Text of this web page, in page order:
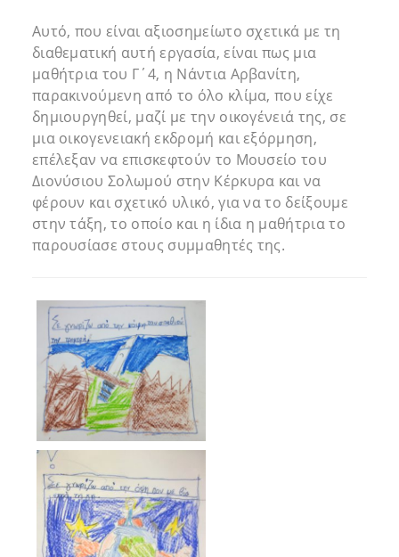
Αυτό, που είναι αξιοσημείωτο σχετικά με τη
διαθεματική αυτή εργασία, είναι πως μια
μαθήτρια του Γ΄4, η Νάντια Αρβανίτη,
παρακινούμενη από το όλο κλίμα, που είχε
δημιουργηθεί, μαζί με την οικογένειά της, σε
μια οικογενειακή εκδρομή και εξόρμηση,
επέλεξαν να επισκεφτούν το Μουσείο του
Διονύσιου Σολωμού στην Κέρκυρα και να
φέρουν και σχετικό υλικό, για να το δείξουμε
στην τάξη, το οποίο και η ίδια η μαθήτρια το
παρουσίασε στους συμμαθητές της.